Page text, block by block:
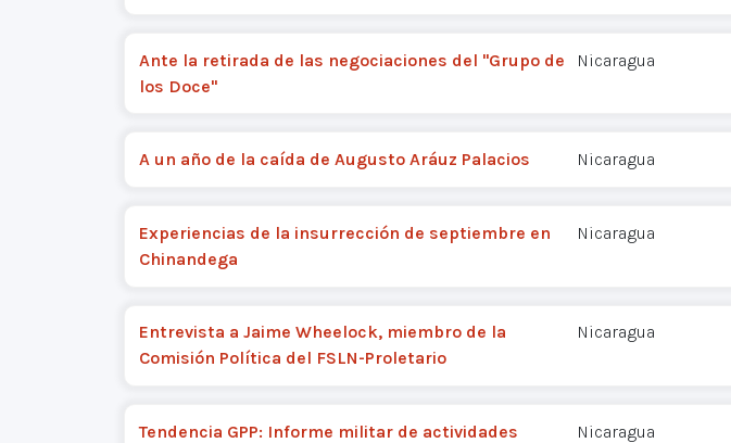
Ante la retirada de las negociaciones del "Grupo de
los Doce"
Nicaragua
A un año de la caída de Augusto Aráuz Palacios Nicaragua
Experiencias de la insurrección de septiembre en
Chinandega
Nicaragua
Entrevista a Jaime Wheelock, miembro de la
Comisión Política del FSLN-Proletario
Nicaragua
Tendencia GPP: Informe militar de actividades
Nicaragua